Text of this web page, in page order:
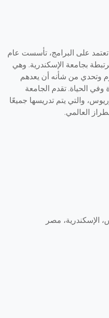
تعتمد على البرامج، تأسست عام
مرتبطة بجامعة الإسكندرية. وهي
وتحدي من شأنه أن يعدهم
وفي الحياة. تقدم الجامعة
والتي يتم تدريسها جميعًا
العالمي.
الإسكندرية، مصر